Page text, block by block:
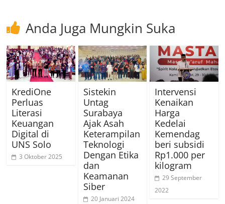
Anda Juga Mungkin Suka
KrediOne
Perluas
Literasi
Keuangan
Digital di
UNS Solo
3 Oktober 2025
Sistekin
Untag
Surabaya
Ajak Asah
Keterampilan
Teknologi
Dengan Etika
dan
Keamanan
Siber
20 Januari 2024
Intervensi
Kenaikan
Harga
Kedelai
Kemendag
beri subsidi
Rp1.000 per
kilogram
29 September
2022